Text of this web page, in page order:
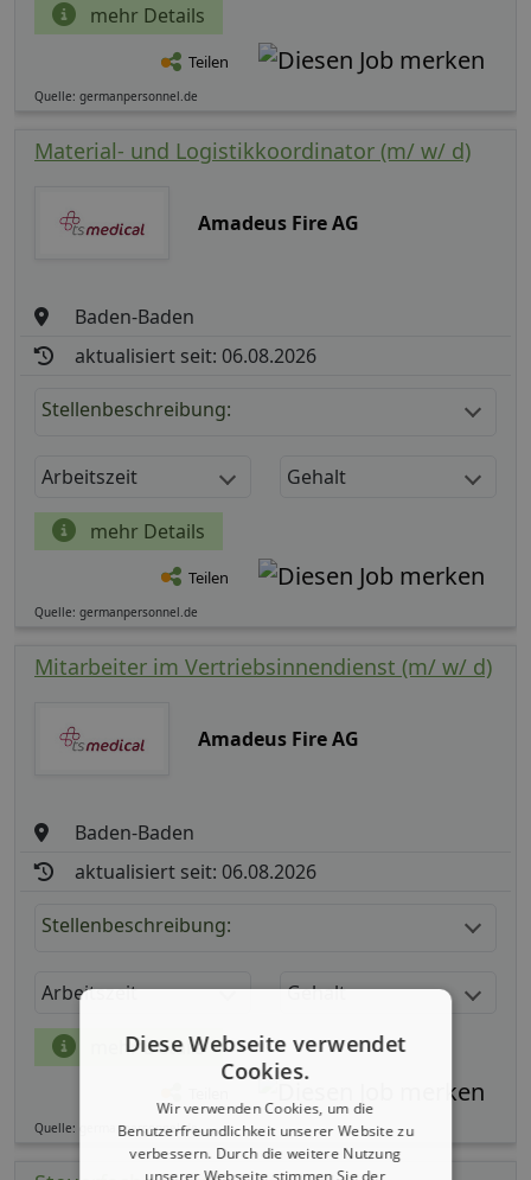
mehr Details
Teilen
Quelle: germanpersonnel.de
Material- und Logistikkoordinator (m/ w/ d)
Amadeus Fire AG
Baden-Baden
aktualisiert seit: 06.08.2026
Stellenbeschreibung:
Arbeitszeit Gehalt
mehr Details
Teilen
Quelle: germanpersonnel.de
Mitarbeiter im Vertriebsinnendienst (m/ w/ d)
Amadeus Fire AG
Baden-Baden
aktualisiert seit: 06.08.2026
Stellenbeschreibung:
Arbeitszeit Gehalt
mehr Details
Quelle: germanpersonnel.de
Diese Webseite verwendet
Cookies.
Wir verwenden Cookies, um die
Benutzerfreundlichkeit unserer Website zu
verbessern. Durch die weitere Nutzung
unserer Webseite stimmen Sie der